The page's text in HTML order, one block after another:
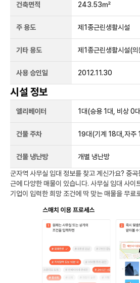
건축면적 243.53㎡
주 용도 제1종근린생활시설
기타 용도 제1종근린생활시설(의
사용 승인일 2012.11.30
시설 정보
엘리베이터 1 대(승용 1대, 비상 0
건물 주차 19대(기계 18대,자주
건물 냉난방 개별 냉난방
군자역 사무실 임대 정보를 찾고 계신가요? 중
근에 다양한 매물이 있습니다. 사무실 임대 사이
기업이 입력한 희망 조건에 딱 맞는 매물을 무료